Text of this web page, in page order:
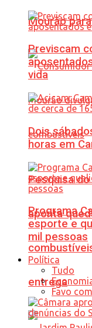
Mourão
Pesquisa
aponta
entrega
Previscam
vida
Dois
horas em
Programa
esporte e
mil pessoas
Política
Tudo
Favo